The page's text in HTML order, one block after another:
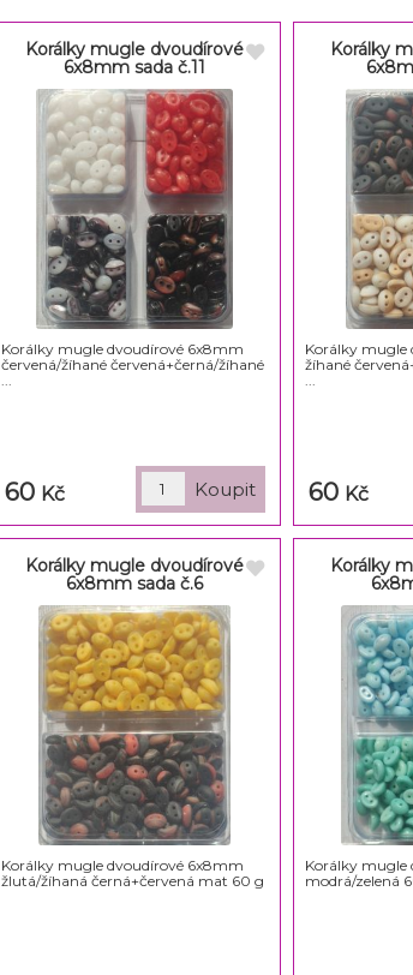
Korálky mugle dvoudírové
6x8mm sada č.11
Korálky mugle dvoudírové 6x8mm
červená/žíhané červená+černá/žíhané
60 Kč
Korálky
Korálky mugle
žíhané
60 Kč
Korálky mugle dvoudírové
6x8mm sada č.6
Korálky mugle dvoudírové 6x8mm
žlutá/žíhaná černá+červená mat 60 g
Korálky
Korálky mugle
modrá/zelená